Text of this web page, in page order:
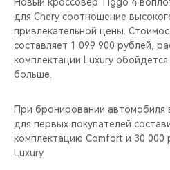
для Chery соотношение
привлекательной цены.
составляет 1 099 900 рублей,
комплектации Luxury
больше.
При бронировании автомобиля
для первых покупателей
комплектацию Comfort и 30 000
Luxury.